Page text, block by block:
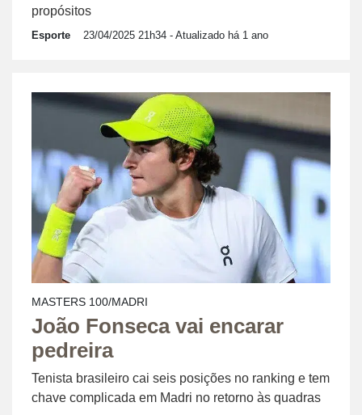
propósitos
Esporte 23/04/2025 21h34 - Atualizado há 1 ano
MASTERS 100/MADRI
João Fonseca vai encarar
pedreira
Tenista brasileiro cai seis posições no ranking e tem
chave complicada em Madri no retorno às quadras